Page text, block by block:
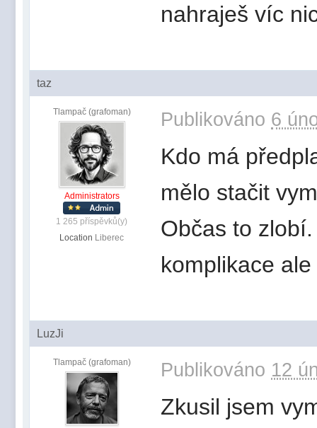
nahraješ víc
taz
Tlampač (grafoman)
Administrators
1 265 příspěvků(y)
Location Liberec
Publikováno 6
Kdo má
mělo stačit
Občas to
komplikace
LuzJi
Tlampač (grafoman) Publikováno 12
Zkusil jsem